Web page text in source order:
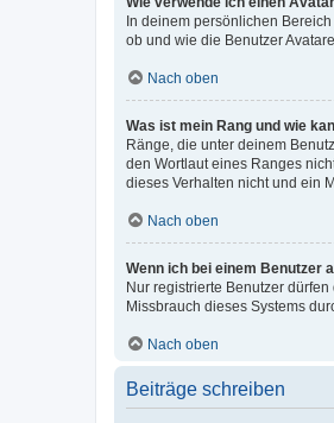
In deinem persönlichen
ob und wie die Benutzer
Nach oben
Was ist mein Rang und wie
Ränge, die unter deinem
den Wortlaut eines Ranges
dieses Verhalten nicht und ein
Nach oben
Wenn ich bei einem Benutzer
Nur registrierte Benutzer
Missbrauch dieses Systems
Nach oben
Beiträge schreiben